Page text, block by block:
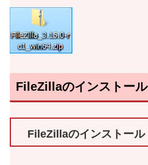
FileZillaのインストール
FileZillaのインストール